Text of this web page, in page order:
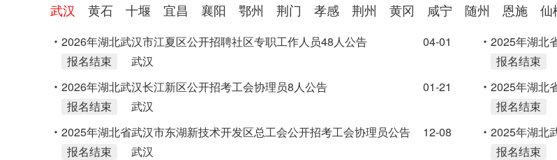
武汉 黄石 十堰 宜昌 襄阳 鄂州 荆门 孝感 荆州 黄冈 咸宁 随州 恩施 仙
2026年湖北武汉市江夏区公开招聘社区专职工作人员48人公告
04-01
报名结束
武汉
2026年湖北武汉长江新区公开招考工会协理员8人公告
01-21
报名结束
武汉
2025年湖北省武汉市东湖新技术开发区总工会公开招考工会协理员公告
12-08
报名结束
武汉
2025年湖北
报名结束
2025年湖北
告
报名结束
2025年湖北
报名结束